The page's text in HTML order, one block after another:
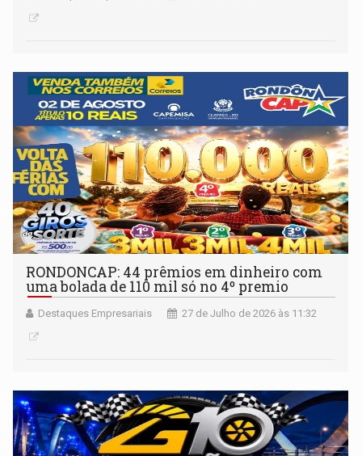
RONDONCAP: 44 prêmios em dinheiro com
uma bolada de 110 mil só no 4º premio
Destaques Empresariais 27 de Julho de 2026 às 11:32